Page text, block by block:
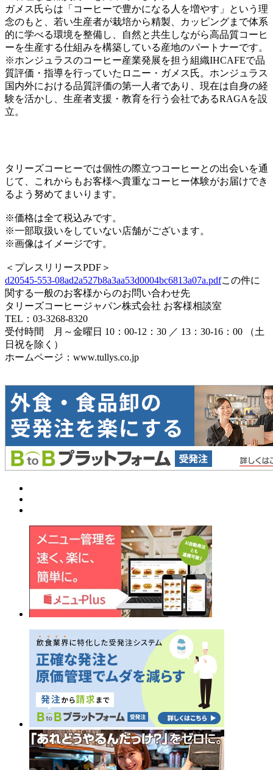
ガメス氏らは「コーヒーで豊かになる人を増やす」という理
念のもと、若い生産者が栽培から精製、カッピングまで体系
的に学べる環境を整備し、自然と共生しながら高品質コーヒ
ーを生産する仕組みを構築している産地のパートナーです。
※ホンジュラスのコーヒー産業発展を担う組織IHCAFEで品
質評価・指導を行っていたロニー・ガメス氏。ホンジュラス
国内外における品質評価の第一人者であり、現在は自身の経
験を活かし、生産者支援・教育を行う会社であるRAGAを設
立。
タリーズコーヒーでは個性の際立つコーヒーとの出会いを通
じて、これからもお客様へ貴重なコーヒー体験がお届けでき
るよう努めてまいります。
※価格は全て税込みです。
※一部取扱いをしていない店舗がございます。
※画像はイメージです。
＜プレスリリースPDF＞
d20545-553-08ad2a527b8a3aa53d0004bc6813a07a.pdfこの件に
関する一般のお客様からのお問い合わせ先
タリーズコーヒージャパン株式会社 お客様相談室
TEL：03-3268-8320
受付時間 月～金曜日 10：00-12：30 ／ 13：30-16：00 （土
日祝を除く）
ホームページ：www.tullys.co.jp